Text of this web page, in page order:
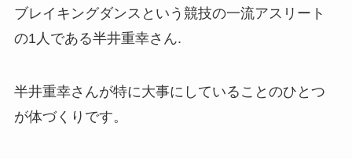
ブレイキングダンスという競技の一流アスリート
の1人である半井重幸さん.
半井重幸さんが特に大事にしていることのひとつ
が体づくりです。